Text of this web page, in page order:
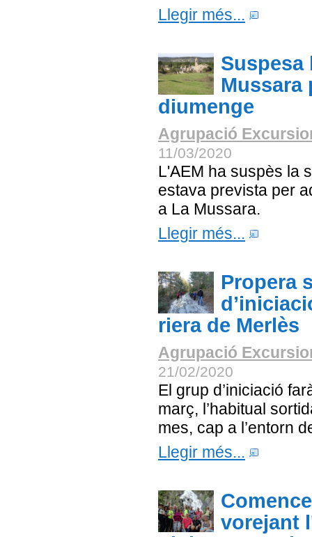
Llegir més...
Suspesa
Mussara
diumenge
Agrupació
11/03/2020
L'AEM ha suspès la
estava prevista per
a La Mussara.
Llegir més...
Propera
riera de Merlès
Agrupació
21/02/2020
El grup d’iniciació
març, l’habitual
mes, cap a l’entorn
Llegir més...
vorejant